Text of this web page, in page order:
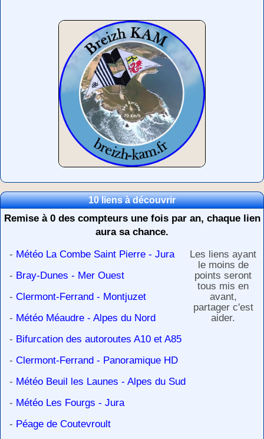
10 liens à découvrir
Remise à 0 des compteurs une fois par an, chaque lien
aura sa chance.
- Météo La Combe Saint Pierre - Jura
- Bray-Dunes - Mer Ouest
- Clermont-Ferrand - Montjuzet
- Météo Méaudre - Alpes du Nord
- Bifurcation des autoroutes A10 et A85
- Clermont-Ferrand - Panoramique HD
- Météo Beuil les Launes - Alpes du Sud
- Météo Les Fourgs - Jura
- Péage de Coutevroult
Les liens ayant
le moins de
points seront
tous mis en
avant,
partager c'est
aider.